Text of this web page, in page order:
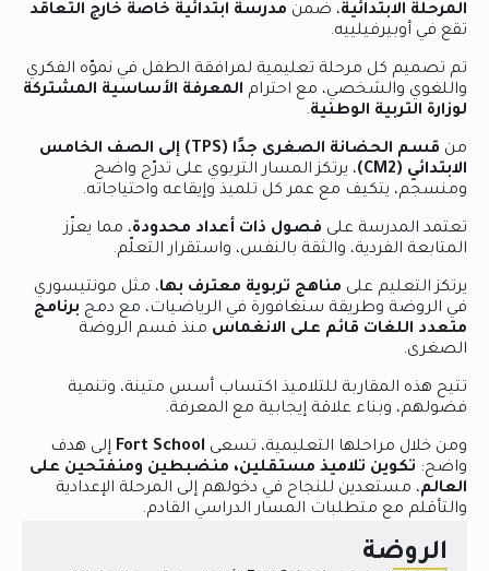
المرحلة الابتدائية، ضمن مدرسة ابتدائية خاصة خارج التعاقد
تقع في أوبيرفيلييه.
تم تصميم كل مرحلة تعليمية لمرافقة الطفل في نموّه الفكري
واللغوي والشخصي، مع احترام المعرفة الأساسية المشتركة
لوزارة التربية الوطنية.
من
قسم الحضانة الصغرى جدًا (TPS) إلى الصف الخامس
الابتدائي (CM2)
، يرتكز المسار التربوي على تدرّج واضح
ومنسجم، يتكيف مع عمر كل تلميذ وإيقاعه واحتياجاته.
تعتمد المدرسة على فصول ذات أعداد محدودة، مما يعزّز
المتابعة الفردية، والثقة بالنفس، واستقرار التعلّم.
يرتكز التعليم على مناهج تربوية معترف بها، مثل مونتيسوري
في الروضة وطريقة سنغافورة في الرياضيات، مع دمج برنامج
متعدد اللغات قائم على الانغماس منذ قسم الروضة
الصغرى.
تتيح هذه المقاربة للتلاميذ اكتساب أسس متينة، وتنمية
فضولهم، وبناء علاقة إيجابية مع المعرفة.
ومن خلال مراحلها التعليمية، تسعى Fort School إلى هدف
واضح: تكوين تلاميذ مستقلين، منضبطين ومنفتحين على
العالم، مستعدين للنجاح في دخولهم إلى المرحلة الإعدادية
والتأقلم مع متطلبات المسار الدراسي القادم.
الروضة